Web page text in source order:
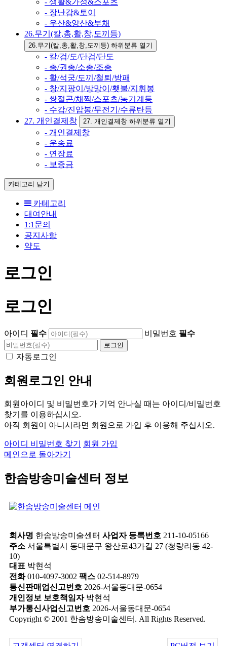
- 생활&가정&스포츠
- 장난감&토이
- 우산&양산&부채
26.무기(칼,총,활,창,도끼등)
26.무기(칼,총,활,창,도끼등) 하위분류 열기
- 칼/검/도/단검/단도
- 총/권총/소총/조총
- 활/석궁/도끼/철퇴/방패
- 창/지팡이/방망이/횃불/지휘봉
- 쌍절곤/채찍/스포츠/농기계등
- 수갑/진압봉/무전기/수류탄등
27. 개인결제창
27. 개인결제창 하위분류 열기
- 개인결제창
- 운송료
- 연장료
- 보증금
카테고리 닫기
카테고리
대여안내
1:1문의
공지사항
약도
로그인
로그인
아이디 필수 비밀번호 필수
자동로그인
회원로그인 안내
회원아이디 및 비밀번호가 기억 안나실 때는 아이디/비밀번호
찾기를 이용하십시오.
아직 회원이 아니시라면 회원으로 가입 후 이용해 주십시오.
아이디 비밀번호 찾기
회원 가입
메인으로 돌아가기
한솜방송미술센터 정보
회사명 한솜방송미술센터 사업자 등록번호 211-10-05166
주소 서울특별시 동대문구 왕산로43가길 27 (청량리동 42-
10)
대표 박현석
전화010-4097-3002 팩스 02-514-8979
통신판매업신고번호 2026-서울동대문-0654
개인정보 보호책임자박현석
부가통신사업신고번호 2026-서울동대문-0654
Copyright © 2001 한솜방송미술센터. All Rights Reserved.